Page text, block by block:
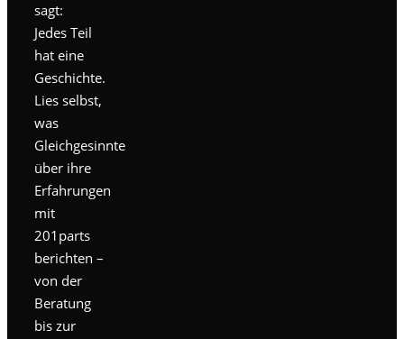
sagt:
Jedes Teil
hat eine
Geschichte.
Lies selbst,
was
Gleichgesinnte
über ihre
Erfahrungen
mit
201parts
berichten –
von der
Beratung
bis zur